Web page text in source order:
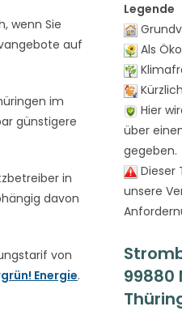
wenn Sie
auf
im
günstigere
in
davon
von
Energie.
Legende
Als
Hier
über
gegeben.
Dieser
unsere